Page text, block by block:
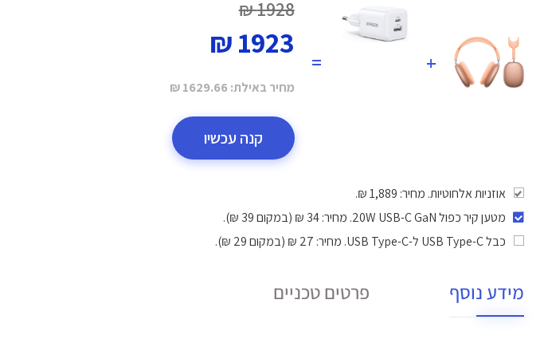
+
=
1928 ₪
1923 ₪
מחיר באילת: 1629.66 ₪
קנה עכשיו
אוזניות אלחוטיות. מחיר: 1,889 ₪.
מטען קיר כפול 20W USB-C GaN
. מחיר: 34 ₪ (במקום 39 ₪).
כבל USB Type-C ל-USB Type-C
. מחיר: 27 ₪ (במקום 29 ₪).
מידע נוסף פרטים טכניים